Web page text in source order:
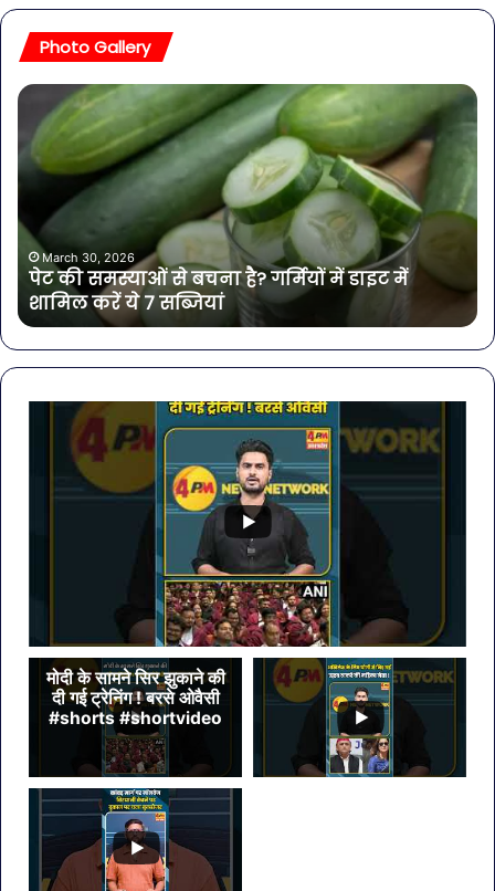
Photo Gallery
पेट
समस्याओं
गर्मियों
डाइट
शामिल
करें
ये
March 30, 2026
पेट की समस्याओं से बचना है? गर्मियों में डाइट में
शामिल करें ये 7 सब्जियां
के
मोदी के सामने सिर झुकाने की
दी गई ट्रेनिंग ! बरसे ओवैसी
#shorts #shortvideo